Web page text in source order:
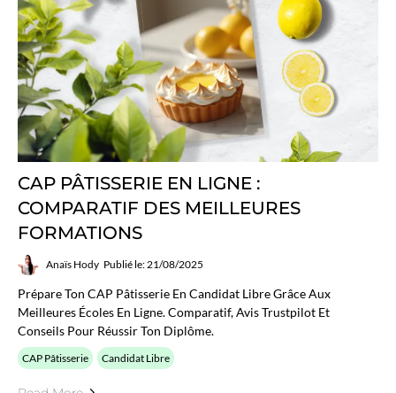
CAP PÂTISSERIE EN LIGNE :
COMPARATIF DES MEILLEURES
FORMATIONS
Anaïs Hody Publié le: 21/08/2025
Prépare Ton CAP Pâtisserie En Candidat Libre Grâce Aux
Meilleures Écoles En Ligne. Comparatif, Avis Trustpilot Et
Conseils Pour Réussir Ton Diplôme.
CAP Pâtisserie Candidat Libre